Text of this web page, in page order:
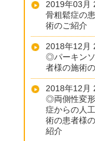
2019年03月
骨粗鬆症の
術のご紹介
2018年12月
◎パーキン
者様の施術
2018年12月
◎両側性変
症からの人
術の患者様
紹介